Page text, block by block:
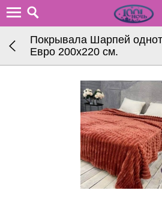
Покрывала Шарпей
Евро 200х220 см.